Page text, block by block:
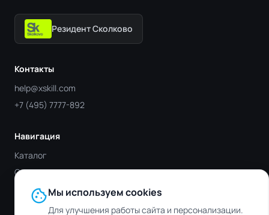
Резидент Сколково
Контакты
help@xskill.com
+7 (495) 7777-892
Навигация
Каталог
Отрасли
Блог
Контакты
cookieМы используем cookies
Для улучшения работы сайта и персонализации.